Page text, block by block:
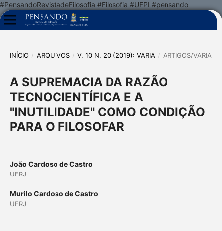
#PensandoRevistadeFilosofia #Filosofia #UFPI #pensando
INÍCIO / ARQUIVOS / V. 10 N. 20 (2019): VARIA / ARTIGOS/VARIA
A SUPREMACIA DA RAZÃO
TECNOCIENTÍFICA E A
"INUTILIDADE" COMO CONDIÇÃO
PARA O FILOSOFAR
João Cardoso de Castro
UFRJ
Murilo Cardoso de Castro
UFRJ